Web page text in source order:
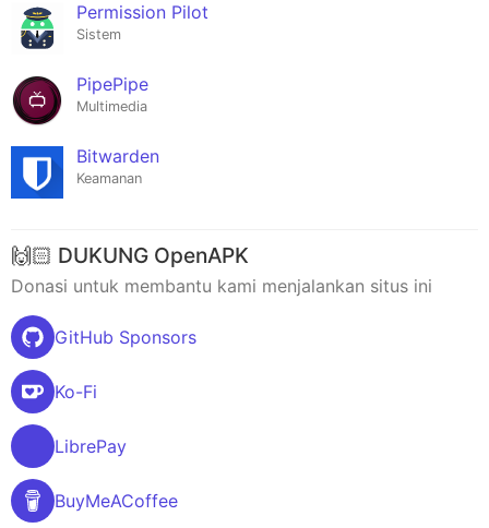
Permission Pilot
Sistem
PipePipe
Multimedia
Bitwarden
Keamanan
🙌🏻 DUKUNG OpenAPK
Donasi untuk membantu kami menjalankan situs ini
GitHub Sponsors
Ko-Fi
LibrePay
BuyMeACoffee